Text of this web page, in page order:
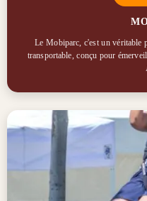
Le Mobiparc, c'est un véritable
transportable, conçu pour